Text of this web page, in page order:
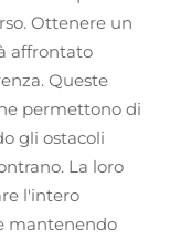
Ottenere un
affrontato
Queste
permettono di
gli ostacoli
La loro
l'intero
mantenendo